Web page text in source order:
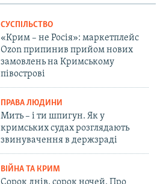
СУСПІЛЬСТВО
«Крим – не Росія»: маркетплейс
Ozon припинив прийом нових
замовлень на Кримському
півострові
ПРАВА ЛЮДИНИ
Мить – і ти шпигун. Як у
кримських судах розглядають
звинувачення в держзраді
ВІЙНА ТА КРИМ